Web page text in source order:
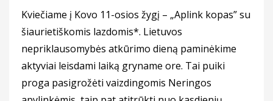
Kviečiame į Kovo 11-osios žygį – „Aplink kopas” su
šiaurietiškomis lazdomis*. Lietuvos
nepriklausomybės atkūrimo dieną paminėkime
aktyviai leisdami laiką gryname ore. Tai puiki
proga pasigrožėti vaizdingomis Neringos